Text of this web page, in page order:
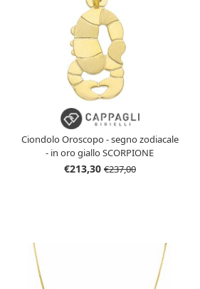
Ciondolo Oroscopo - segno zodiacale
- in oro giallo SCORPIONE
€213,30 €237,00